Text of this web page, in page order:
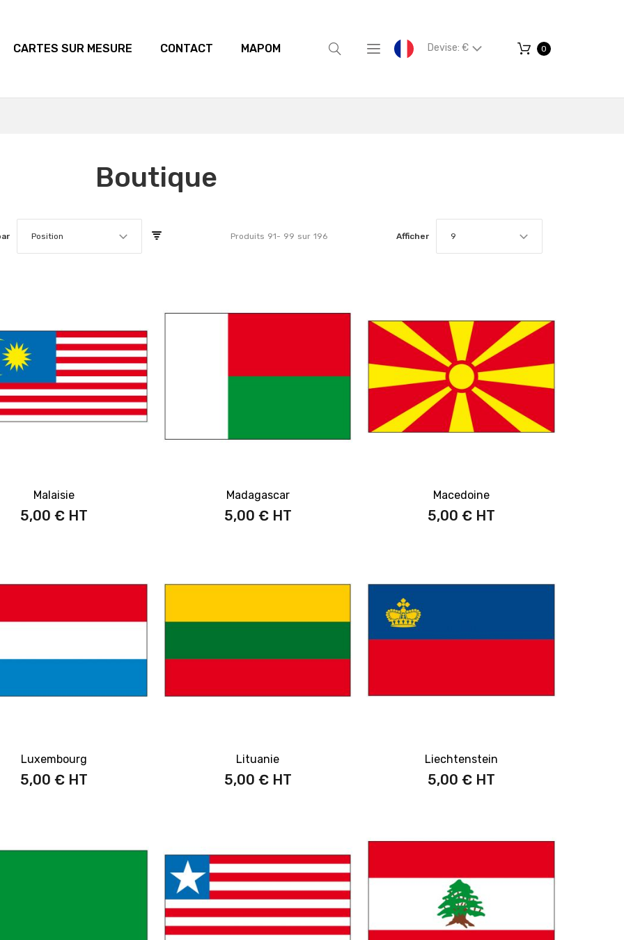
CARTES SUR MESURE CONTACT MAPOM Devise: € 0
Boutique
Position Produits 91- 99 sur 196 Afficher 9
Malaisie
5,00 €
Madagascar
5,00 €
Macedoine
5,00 €
Luxembourg
5,00 €
Lituanie
5,00 €
Liechtenstein
5,00 €